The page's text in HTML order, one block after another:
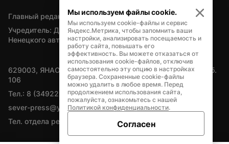
Главный редактор — А.Л. Поздеев
Учредитель: Департамент внутренней политики Ямало-
Ненецкого автономного округа
629003, ЯНАО, Салехард, мкр. Богдана Кнунянца, д.1, каб.
106
Тел.: 8 (34922) 71262
sever-press@yamal-media.ru
Тел. отдела рекламы: 8 (34922) 42728
Мы используем файлы cookie.
Мы используем cookie-файлы и сервис
Яндекс.Метрика, чтобы запомнить ваши
настройки, анализировать посещаемость и
работу сайта, повышать его
эффективность. Вы можете отказаться от
использования cookie-файлов, отключив
самостоятельно эту опцию в настройках
браузера. Сохраненные cookie-файлы
можно удалить в любое время. Перед
продолжением использования сайта,
пожалуйста, ознакомьтесь с нашей
Политикой конфиденциальности.
Согласен